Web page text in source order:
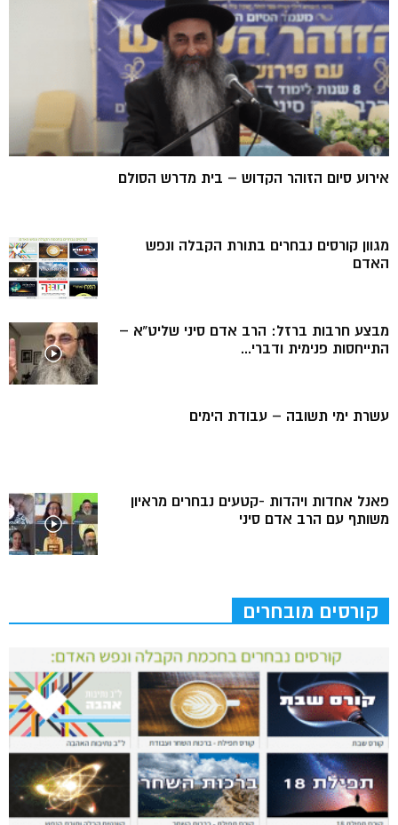
אירוע סיום הזוהר הקדוש – בית מדרש הסולם
מגוון קורסים נבחרים בתורת הקבלה ונפש
האדם
מבצע חרבות ברזל: הרב אדם סיני שליט”א –
התייחסות פנימית ודברי...
עשרת ימי תשובה – עבודת הימים
פאנל אחדות ויהדות -קטעים נבחרים מראיון
משותף עם הרב אדם סיני
קורסים מובחרים